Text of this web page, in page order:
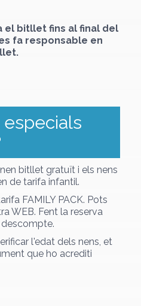
el bitllet fins al final del
fa responsable en
especials
bitllet gratuït i els nens
de tarifa infantil.
FAMILY PACK. Pots
WEB. Fent la reserva
l'edat dels nens, et
que ho acrediti